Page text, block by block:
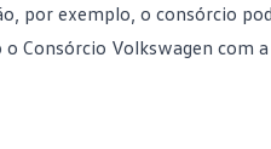
por exemplo, o consórcio
Consórcio Volkswagen com